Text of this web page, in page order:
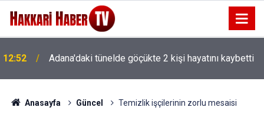
12:29 Parlak’tan yaban keçisi ihalesine tepki
Anasayfa Güncel Temizlik işçilerinin zorlu mesaisi